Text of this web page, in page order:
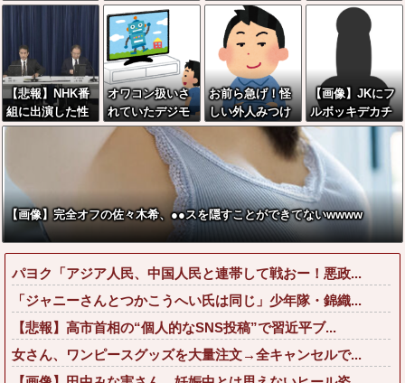
る新入社員が入
ww
いYouTubeにな
りつつあるよな
ット斉藤慎二被
告に懲役7年の求
刑←これ…
全に聖人の顔へ
←これw w w w
w w w w
【悲報】NHK番
組に出演した性
加害者「酒飲ん
オワコン扱いさ
れていたデジモ
ンさん、令和に
全盛期を超える
利益を生み出し
お前ら急げ！怪
しい外人みつけ
たら法務省にタ
レコミしてみ
ろ！意外と仕事
するぞ？
【画像】JKにフ
ルボッキデカチ
ン見せた時の反
応集がこちらww
【画像】完全オフの佐々木希、●●スを隠すことができてないwwww
パヨク「アジア人民、中国人民と連帯して戦おー！悪政...
「ジャニーさんとつかこうへい氏は同じ」少年隊・錦織...
【悲報】高市首相の“個人的なSNS投稿”で習近平ブ...
女さん、ワンピースグッズを大量注文→全キャンセルで...